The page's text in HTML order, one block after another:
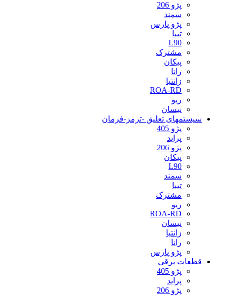
پژو 206
سمند
پژو پارس
تیبا
L90
مشترک
پیکان
رانا
زانتیا
ROA-RD
ریو
نیسان
سیستمهای تعلیق -ترمز-فرمان
پژو 405
پراید
پژو 206
پیکان
L90
سمند
تیبا
مشترک
ریو
ROA-RD
نیسان
زانتیا
رانا
پژو پارس
قطعات برقی
پژو 405
پراید
پژو 206